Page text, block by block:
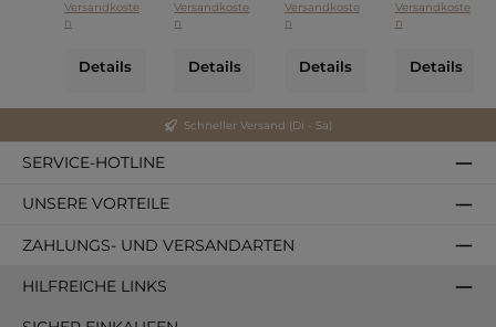
Versandkoste
n
Details
Versandkoste
n
Details
Versandkoste
n
Details
Versandkoste
n
Details
Schneller Versand (Di - Sa)
SERVICE-HOTLINE
UNSERE VORTEILE
ZAHLUNGS- UND VERSANDARTEN
HILFREICHE LINKS